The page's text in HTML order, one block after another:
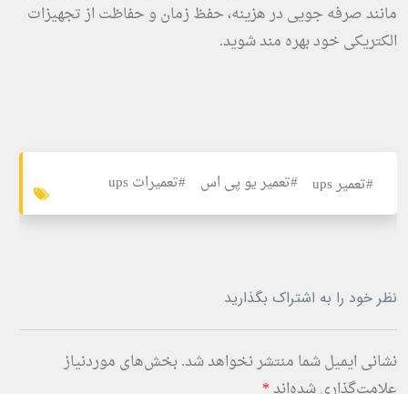
مانند صرفه جویی در هزینه، حفظ زمان و حفاظت از تجهیزات
الکتریکی خود بهره مند شوید.
#تعمیر ups #تعمیر یو پی اس #تعمیرات ups
نظر خود را به اشتراک بگذارید
نشانی ایمیل شما منتشر نخواهد شد. بخش‌های موردنیاز